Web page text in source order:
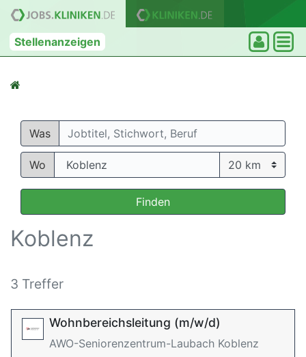
Stellenanzeigen
Was
Wo
Finden
Koblenz
3 Treffer
Wohnbereichsleitung (m/w/d)
AWO-Seniorenzentrum-Laubach Koblenz